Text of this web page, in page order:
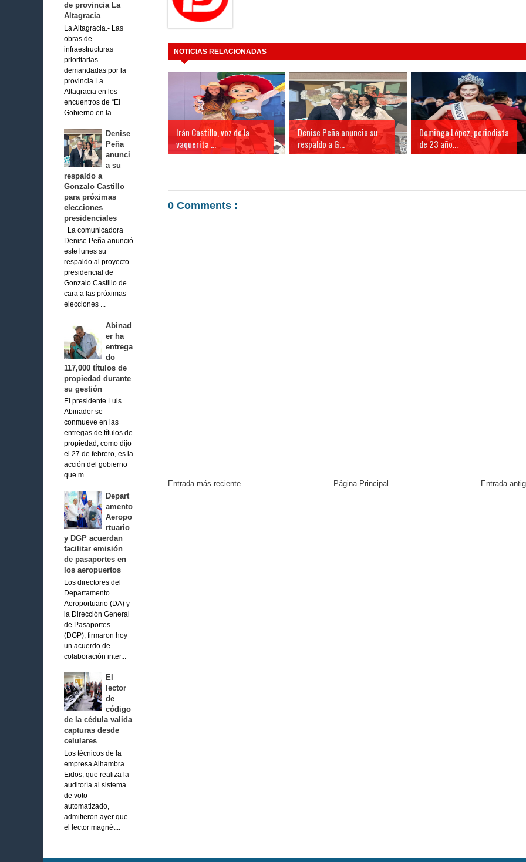
de provincia La
Altagracia
La Altagracia.- Las
obras de
infraestructuras
prioritarias
demandadas por la
provincia La
Altagracia en los
encuentros de “El
Gobierno en la...
Denise
Peña
anunci
a su
respaldo a
Gonzalo Castillo
para próximas
elecciones
presidenciales
La comunicadora
Denise Peña anunció
este lunes su
respaldo al proyecto
presidencial de
Gonzalo Castillo de
cara a las próximas
elecciones ...
Abinad
er ha
entrega
do
117,000 títulos de
propiedad durante
su gestión
El presidente Luis
Abinader se
conmueve en las
entregas de títulos de
propiedad, como dijo
el 27 de febrero, es la
acción del gobierno
que m...
Depart
amento
Aeropo
rtuario
y DGP acuerdan
facilitar emisión
de pasaportes en
los aeropuertos
Los directores del
Departamento
Aeroportuario (DA) y
la Dirección General
de Pasaportes
(DGP), firmaron hoy
un acuerdo de
colaboración inter...
El
lector
de
código
de la cédula valida
capturas desde
celulares
Los técnicos de la
empresa Alhambra
Eidos, que realiza la
auditoría al sistema
de voto
automatizado,
admitieron ayer que
el lector magnét...
NOTICIAS RELACIONADAS
Irán Castillo, voz de la
vaquerita ...
Denise Peña anuncia su
respaldo a G...
Dominga López, periodista
de 23 año...
0 Comments :
Entrada más reciente Entrada
Página Principal